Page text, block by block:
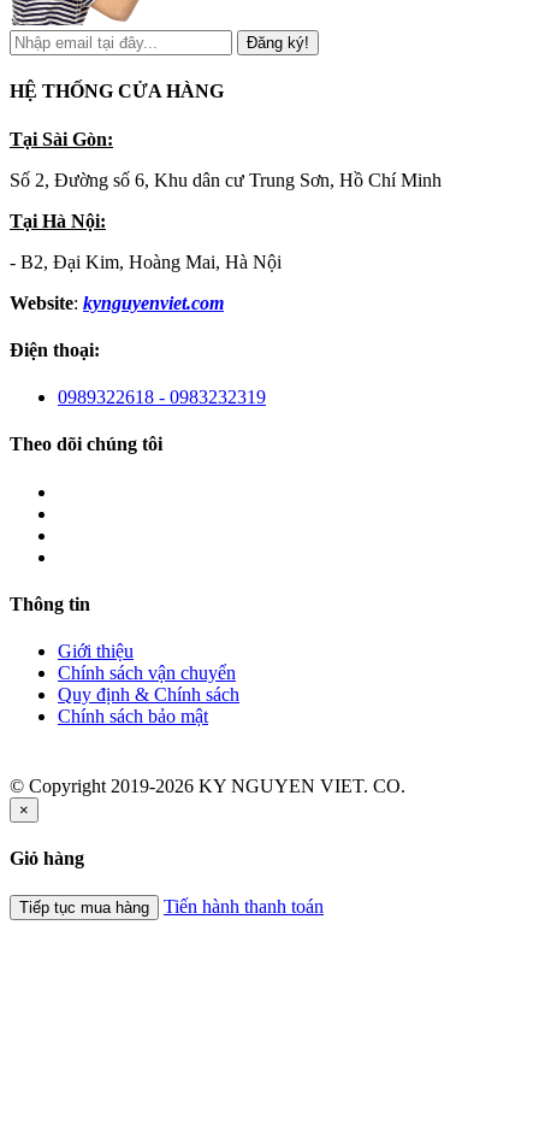
Đăng ký!
HỆ THỐNG CỬA HÀNG
Tại Sài Gòn:
Số 2, Đường số 6, Khu dân cư Trung Sơn, Hồ Chí Minh
Tại Hà Nội:
- B2, Đại Kim, Hoàng Mai, Hà Nội
Website: kynguyenviet.com
Điện thoại:
0989322618 - 0983232319
Theo dõi chúng tôi
Thông tin
Giới thiệu
Chính sách vận chuyển
Quy định & Chính sách
Chính sách bảo mật
© Copyright 2019-2026 KY NGUYEN VIET. CO.
×
Giỏ hàng
Tiếp tục mua hàng Tiến hành thanh toán